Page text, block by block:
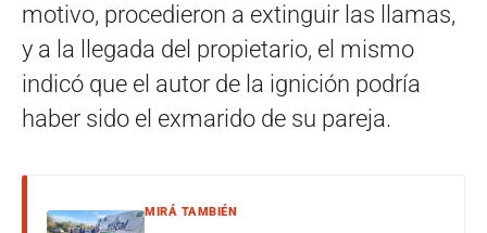
motivo, procedieron a extinguir las llamas,
y a la llegada del propietario, el mismo
indicó que el autor de la ignición podría
haber sido el exmarido de su pareja.
MIRÁ TAMBIÉN